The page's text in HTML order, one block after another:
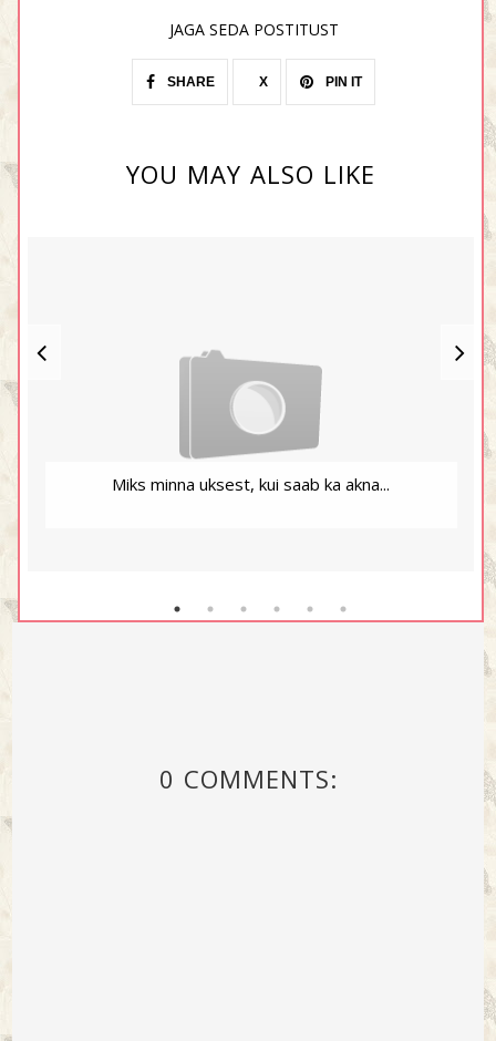
JAGA SEDA POSTITUST
SHARE X PIN IT
YOU MAY ALSO LIKE
Miks minna uksest, kui saab ka akna...
0 COMMENTS: